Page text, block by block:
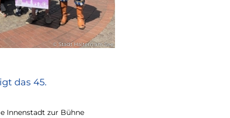
© Stadt Haltern am See
das 45.
Innenstadt zur Bühne